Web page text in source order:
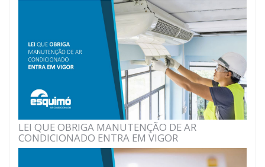
LEI QUE OBRIGA MANUTENÇÃO DE AR
CONDICIONADO ENTRA EM VIGOR